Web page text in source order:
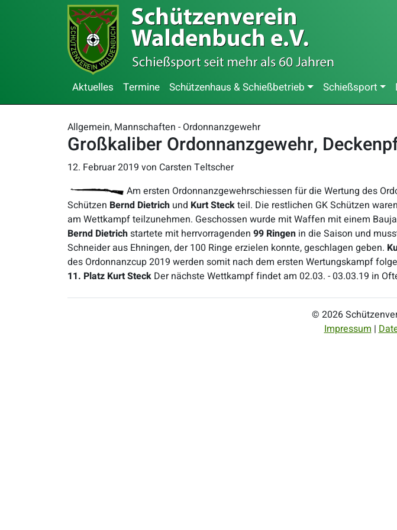
Aktuelles Termine Schützenhaus & Schießbetrieb Schießsport
Allgemein, Mannschaften - Ordonnanzgewehr
Großkaliber Ordonnanzgewehr,
12. Februar 2019 von Carsten Teltscher
Am ersten Ordonnanzgewehrschiessen für die Wertung des
Schützen Bernd Dietrich und Kurt Steckteil. Die restlichen GK Schützen
am Wettkampf teilzunehmen. Geschossen wurde mit Waffen mit einem
Bernd Dietrichstartete mit herrvorragenden 99 Ringen in die Saison und
Schneider aus Ehningen, der 100 Ringe erzielen konnte, geschlagen geben.
des Ordonnanzcup 2019 werden somit nach dem ersten Wertungskampf
11. Platz Kurt Steck Der nächste Wettkampf findet am 02.03. - 03.03.19 in
© 2026
Impressum|